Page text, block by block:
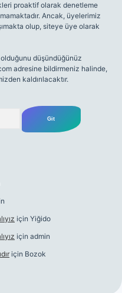
proaktif olarak denetleme
Ancak, üyelerimiz
olup, siteye üye olarak
düşündüğünüz
adresine bildirmeniz halinde,
kaldırılacaktır.
için Yiğido
için admin
için Bozok